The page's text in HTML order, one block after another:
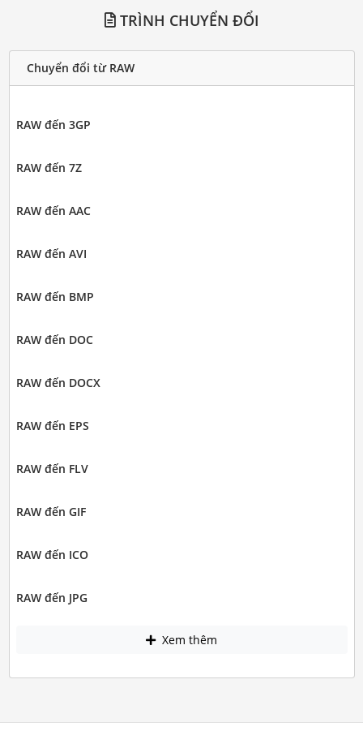
TRÌNH CHUYỂN ĐỔI
Chuyển đổi từ RAW
RAW đến 3GP
RAW đến 7Z
RAW đến AAC
RAW đến AVI
RAW đến BMP
RAW đến DOC
RAW đến DOCX
RAW đến EPS
RAW đến FLV
RAW đến GIF
RAW đến ICO
RAW đến JPG
Xem thêm